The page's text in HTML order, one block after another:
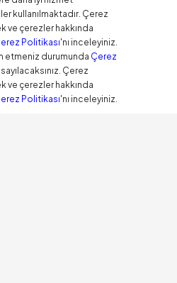
kullanılmaktadır. Çerez
ve çerezler hakkında
Politikası'nı inceleyiniz.
etmeniz durumunda Çerez
Çerez
ve çerezler hakkında
Politikası'nı inceleyiniz.